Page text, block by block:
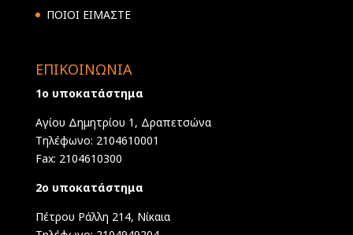
ΠΟΙΟΙ ΕΙΜΑΣΤΕ
ΕΠΙΚΟΙΝΩΝΙΑ
1ο υποκατάστημα
Αγίου Δημητρίου 1, Δραπετσώνα
Τηλέφωνο: 2104610001
Fax: 2104610300
2ο υποκατάστημα
Πέτρου Ράλλη 214, Νίκαια